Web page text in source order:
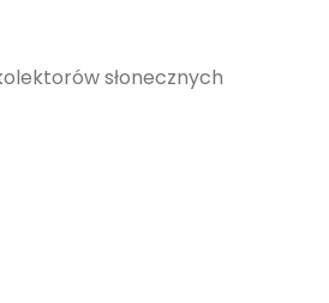
słonecznych